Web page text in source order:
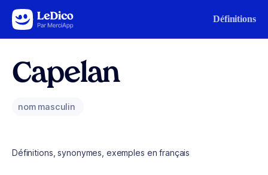
Aller au contenu Définitions
Capelan
nom masculin
Définitions, synonymes, exemples en français